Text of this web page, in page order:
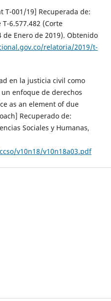
T-001/19] Recuperada de:
6.577.482 (Corte
Enero de 2019). Obtenido
relatoria/2019/t-
en la justicia civil como
enfoque de derechos
as an element of due
Recuperado de:
Sociales y Humanas,
v10n18/v10n18a03.pdf